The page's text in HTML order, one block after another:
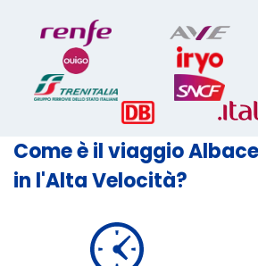
Come è il viaggio
in l'Alta Velocità?